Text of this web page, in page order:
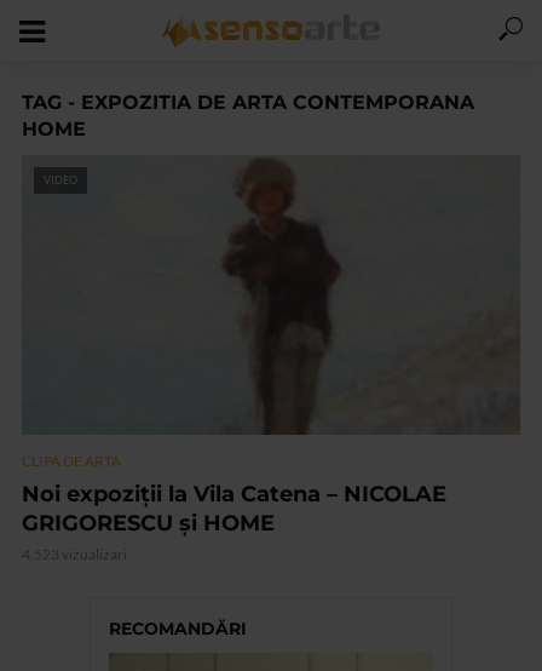
TAG - EXPOZITIA DE ARTA CONTEMPORANA
HOME
VIDEO
CLIPA DE ARTA
Noi expoziții la Vila Catena – NICOLAE
GRIGORESCU și HOME
4.523 vizualizari
RECOMANDĂRI